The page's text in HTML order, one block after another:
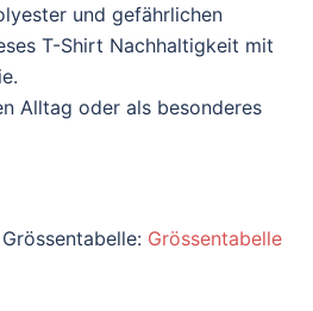
und gefährlichen
T-Shirt Nachhaltigkeit mit
Alltag oder als besonderes
Grössentabelle